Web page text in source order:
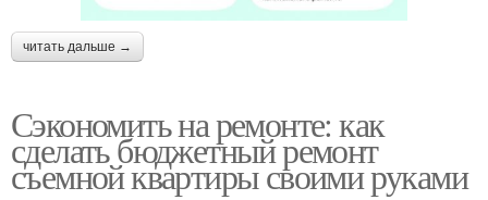
читать дальше →
Сэкономить на ремонте: как
сделать бюджетный ремонт
съемной квартиры своими руками